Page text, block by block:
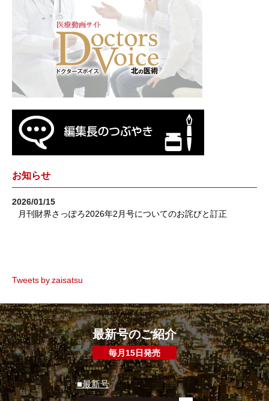
お知らせ
2026/01/15
月刊財界さっぽろ2026年2月号についてのお詫びと訂正
Tweets by zaisatsu
最新号のご紹介
毎月15日発売
■最新号